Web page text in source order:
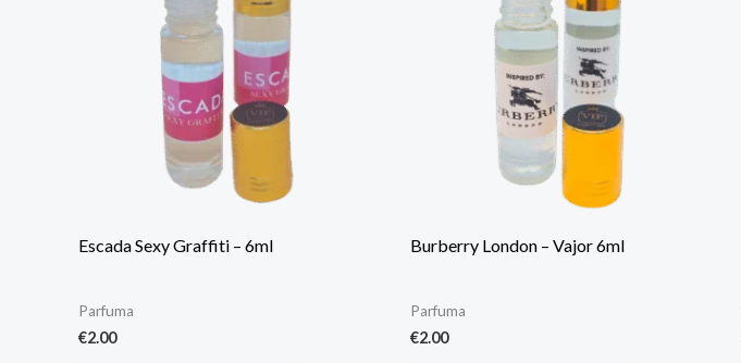
Escada Sexy Graffiti – 6ml
Parfuma
€2.00
Burberry London – Vajor 6ml
Parfuma
€2.00